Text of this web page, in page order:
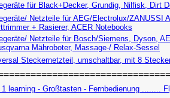
für Black+Decker, Grundig, Nilfisk, Dirt
Netzteile für AEG/Electrolux/ZANUSSI
+ Rasierer, ACER Notebooks
Netzteile für Bosch/Siemens, Dyson,
Mähroboter, Massage-/ Relax-Sessel
Steckernetzteil, umschaltbar, mit 8
learning - Großtasten - Fernbedienung ........